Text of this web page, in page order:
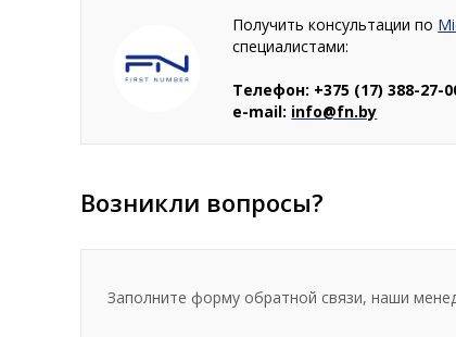
Получить консультации по
специалистами:
Телефон: +375 (17) 388-27-
e-mail: info@fn.by
Возникли вопросы?
Заполните форму обратной связи, наши